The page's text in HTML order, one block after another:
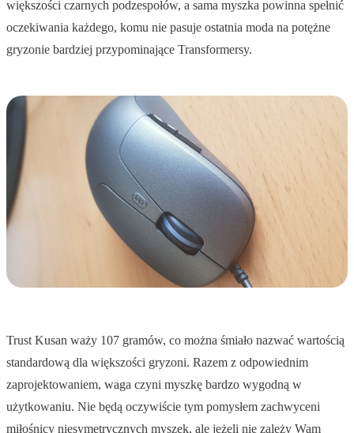
większości czarnych podzespołów, a sama myszka powinna spełnić
oczekiwania każdego, komu nie pasuje ostatnia moda na potężne
gryzonie bardziej przypominające Transformersy.
Trust Kusan waży 107 gramów, co można śmiało nazwać wartością
standardową dla większości gryzoni. Razem z odpowiednim
zaprojektowaniem, waga czyni myszkę bardzo wygodną w
użytkowaniu. Nie będą oczywiście tym pomysłem zachwyceni
miłośnicy niesymetrycznych myszek, ale jeżeli nie zależy Wam